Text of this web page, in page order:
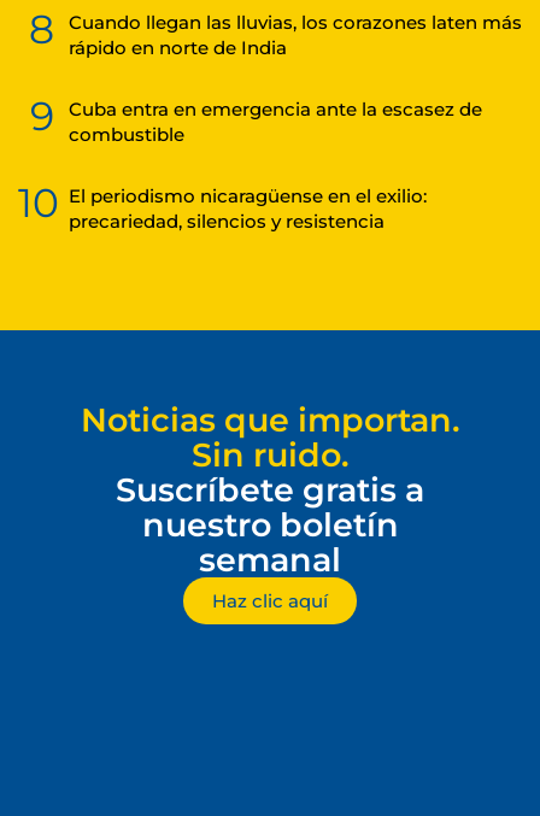
8
Cuando llegan las lluvias, los corazones laten más
rápido en norte de India
9
Cuba entra en emergencia ante la escasez de
combustible
10 El periodismo nicaragüense en el exilio:
precariedad, silencios y resistencia
Noticias que importan.
Sin ruido.
Suscríbete gratis a
nuestro boletín
semanal
Haz clic aquí